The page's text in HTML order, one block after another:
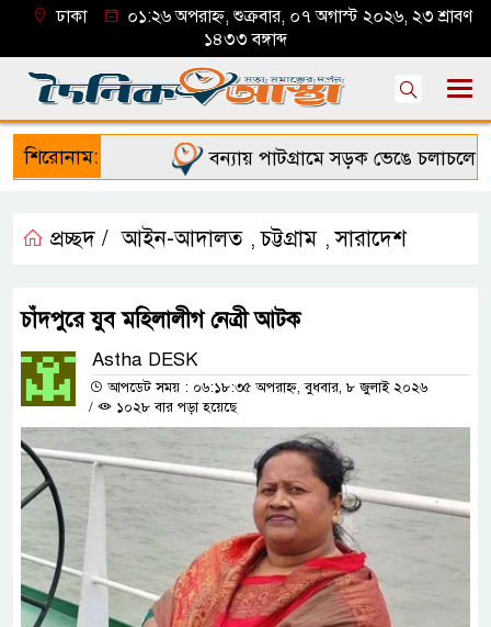
ঢাকা
০১:২৬ অপরাহ্ন, শুক্রবার, ০৭ অগাস্ট ২০২৬, ২৩ শ্রাবণ
১৪৩৩ বঙ্গাব্দ
শিরোনাম: বন্যায় পাটগ্রামে সড়ক ভেঙে চলাচলে
প্রচ্ছদ / আইন-আদালত ,চট্টগ্রাম ,সারাদেশ
চাঁদপুরে যুব মহিলালীগ নেত্রী আটক
Astha DESK
আপডেট সময় : ০৬:১৮:৩৫ অপরাহ্ন, বুধবার, ৮ জুলাই ২০২৬
/
১০২৮ বার পড়া হয়েছে